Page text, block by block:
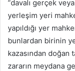
“davalı gerçek
yerleşim yeri
yapıldığı yer
bunlardan birinin
kazasından doğan
zararın meydana